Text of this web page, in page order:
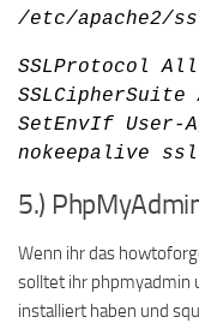
/etc/apache2/
SSLProtocol All
SSLCipherSuite
SetEnvIf User-
nokeepalive
5.)
Wenn ihr das
solltet ihr
installiert haben und